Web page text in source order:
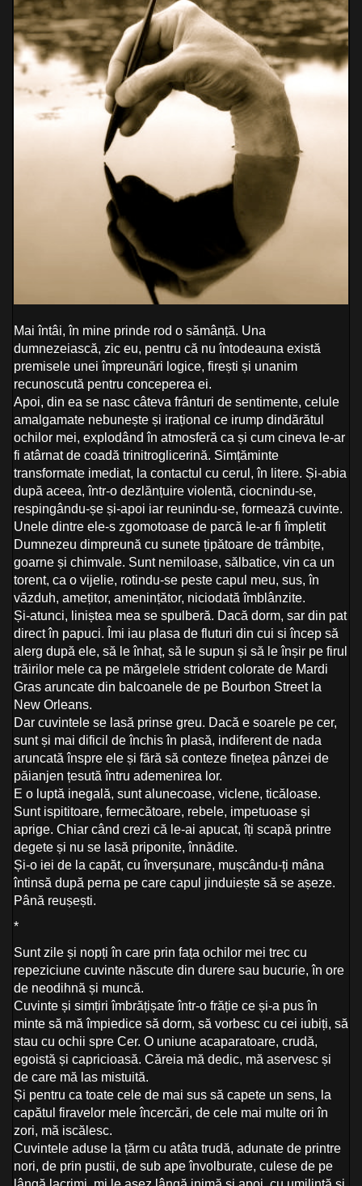
Mai întâi, în mine prinde rod o sămânță. Una
dumnezeiască, zic eu, pentru că nu întodeauna există
premisele unei împreunări logice, firești și unanim
recunoscută pentru conceperea ei.
Apoi, din ea se nasc câteva frânturi de sentimente, celule
amalgamate nebunește și irațional ce irump dindărătul
ochilor mei, explodând în atmosferă ca și cum cineva le-ar
fi atârnat de coadă trinitroglicerină. Simțăminte
transformate imediat, la contactul cu cerul, în litere. Și-abia
după aceea, într-o dezlănțuire violentă, ciocnindu-se,
respingându-șe și-apoi iar reunindu-se, formează cuvinte.
Unele dintre ele-s zgomotoase de parcă le-ar fi împletit
Dumnezeu dimpreună cu sunete țipătoare de trâmbițe,
goarne și chimvale. Sunt nemiloase, sălbatice, vin ca un
torent, ca o vijelie, rotindu-se peste capul meu, sus, în
văzduh, amețitor, amenințător, niciodată îmblânzite.
Și-atunci, liniștea mea se spulberă. Dacă dorm, sar din pat
direct în papuci. Îmi iau plasa de fluturi din cui si încep să
alerg după ele, să le înhaț, să le supun și să le înșir pe firul
trăirilor mele ca pe mărgelele strident colorate de Mardi
Gras aruncate din balcoanele de pe Bourbon Street la
New Orleans.
Dar cuvintele se lasă prinse greu. Dacă e soarele pe cer,
sunt și mai dificil de închis în plasă, indiferent de nada
aruncată înspre ele și fără să conteze finețea pânzei de
păianjen țesută întru ademenirea lor.
E o luptă inegală, sunt alunecoase, viclene, ticăloase.
Sunt ispititoare, fermecătoare, rebele, impetuoase și
aprige. Chiar când crezi că le-ai apucat, îți scapă printre
degete și nu se lasă priponite, înnădite.
Și-o iei de la capăt, cu înverșunare, mușcându-ți mâna
întinsă după perna pe care capul jinduiește să se așeze.
Până reușești.
*
Sunt zile și nopți în care prin fața ochilor mei trec cu
repeziciune cuvinte născute din durere sau bucurie, în ore
de neodihnă și muncă.
Cuvinte și simțiri îmbrățișate într-o frăție ce și-a pus în
minte să mă împiedice să dorm, să vorbesc cu cei iubiți, să
stau cu ochii spre Cer. O uniune acaparatoare, crudă,
egoistă și capricioasă. Căreia mă dedic, mă aservesc și
de care mă las mistuită.
Și pentru ca toate cele de mai sus să capete un sens, la
capătul firavelor mele încercări, de cele mai multe ori în
zori, mă iscălesc.
Cuvintele aduse la țărm cu atâta trudă, adunate de printre
nori, de prin pustii, de sub ape învolburate, culese de pe